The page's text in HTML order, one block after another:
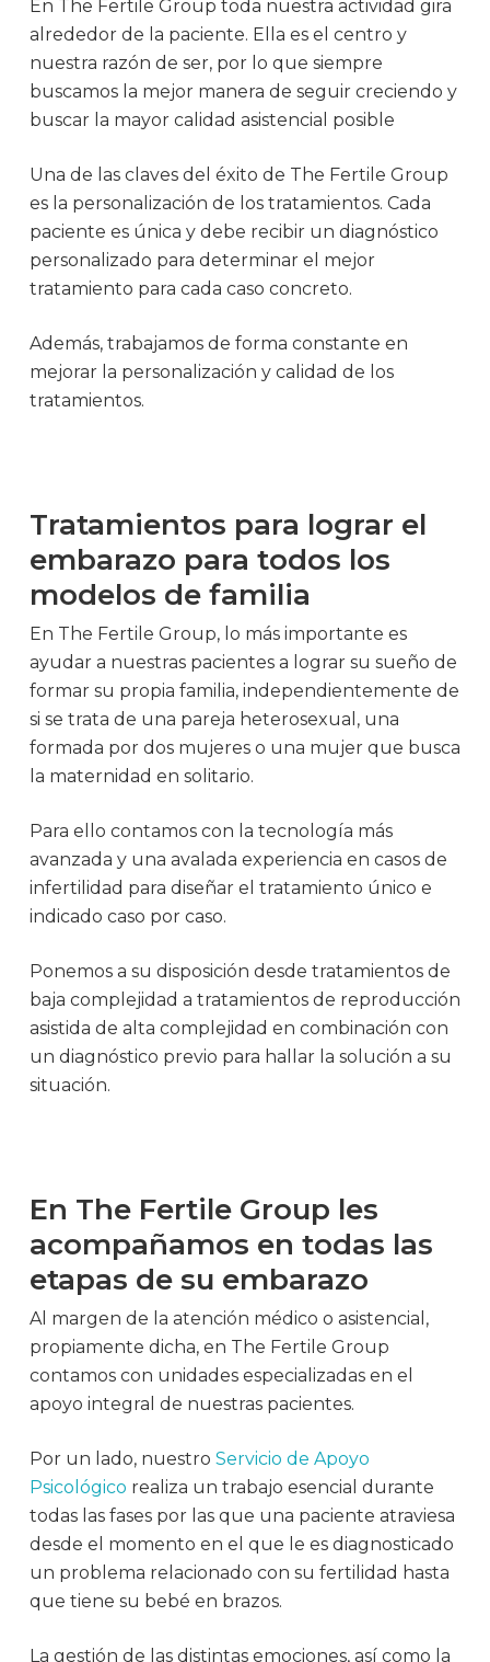
En The Fertile Group toda nuestra actividad gira
alrededor de la paciente. Ella es el centro y
nuestra razón de ser, por lo que siempre
buscamos la mejor manera de seguir creciendo y
buscar la mayor calidad asistencial posible
Una de las claves del éxito de The Fertile Group
es la personalización de los tratamientos. Cada
paciente es única y debe recibir un diagnóstico
personalizado para determinar el mejor
tratamiento para cada caso concreto.
Además, trabajamos de forma constante en
mejorar la personalización y calidad de los
tratamientos.
Tratamientos para lograr el
embarazo para todos los
modelos de familia
En The Fertile Group, lo más importante es
ayudar a nuestras pacientes a lograr su sueño de
formar su propia familia, independientemente de
si se trata de una pareja heterosexual, una
formada por dos mujeres o una mujer que busca
la maternidad en solitario.
Para ello contamos con la tecnología más
avanzada y una avalada experiencia en casos de
infertilidad para diseñar el tratamiento único e
indicado caso por caso.
Ponemos a su disposición desde tratamientos de
baja complejidad a tratamientos de reproducción
asistida de alta complejidad en combinación con
un diagnóstico previo para hallar la solución a su
situación.
En The Fertile Group les
acompañamos en todas las
etapas de su embarazo
Al margen de la atención médico o asistencial,
propiamente dicha, en The Fertile Group
contamos con unidades especializadas en el
apoyo integral de nuestras pacientes.
Por un lado, nuestro Servicio de Apoyo
Psicológico realiza un trabajo esencial durante
todas las fases por las que una paciente atraviesa
desde el momento en el que le es diagnosticado
un problema relacionado con su fertilidad hasta
que tiene su bebé en brazos.
La gestión de las distintas emociones, así como la